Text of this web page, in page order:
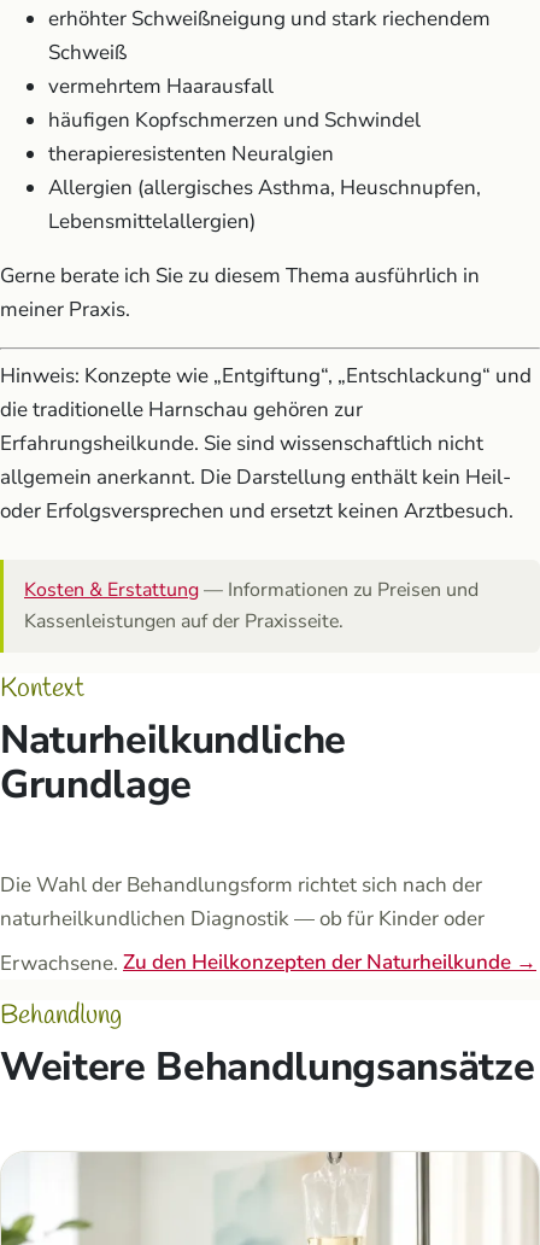
erhöhter Schweißneigung und stark riechendem
Schweiß
vermehrtem Haarausfall
häufigen Kopfschmerzen und Schwindel
therapieresistenten Neuralgien
Allergien (allergisches Asthma, Heuschnupfen,
Lebensmittelallergien)
Gerne berate ich Sie zu diesem Thema ausführlich in
meiner Praxis.
Hinweis: Konzepte wie „Entgiftung“, „Entschlackung“ und
die traditionelle Harnschau gehören zur
Erfahrungsheilkunde. Sie sind wissenschaftlich nicht
allgemein anerkannt. Die Darstellung enthält kein Heil-
oder Erfolgsversprechen und ersetzt keinen Arztbesuch.
Kosten & Erstattung— Informationen zu Preisen und
Kassenleistungen auf der Praxisseite.
Kontext
Naturheilkundliche
Grundlage
Die Wahl der Behandlungsform richtet sich nach der
naturheilkundlichen Diagnostik — ob für Kinder oder
Erwachsene. Zu den Heilkonzepten der Naturheilkunde →
Behandlung
Weitere Behandlungsansätze